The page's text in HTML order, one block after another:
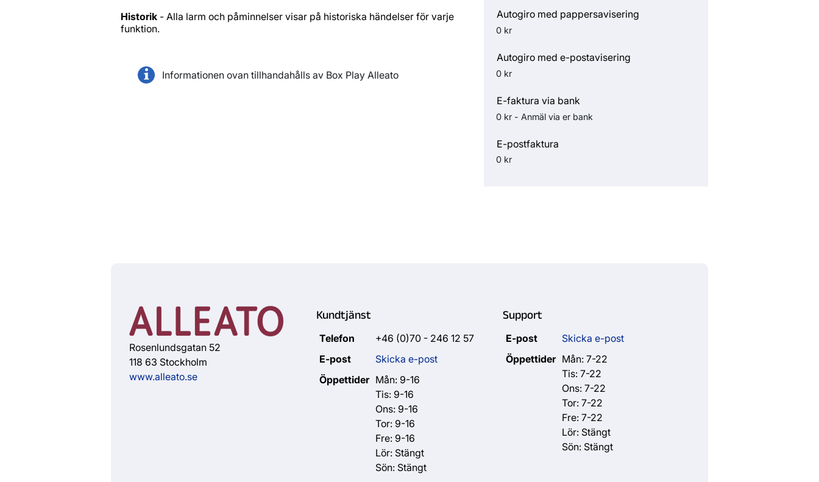
Historik - Alla larm och påminnelser visar på historiska händelser för varje
funktion.
Informationen ovan tillhandahålls av Box Play Alleato
Autogiro med pappersavisering
0 kr
Autogiro med e-postavisering
0 kr
E-faktura via bank
0 kr - Anmäl via er bank
E-postfaktura
0 kr
Rosenlundsgatan 52
118 63 Stockholm
www.alleato.se
Kundtjänst
Telefon
+46 (0)70 - 246 12 57
E-post
Skicka e-post
Öppettider Mån: 9-16
Tis: 9-16
Ons: 9-16
Tor: 9-16
Fre: 9-16
Lör: Stängt
Sön: Stängt
Support
E-post
Skicka e-post
Öppettider Mån: 7-22
Tis: 7-22
Ons: 7-22
Tor: 7-22
Fre: 7-22
Lör: Stängt
Sön: Stängt